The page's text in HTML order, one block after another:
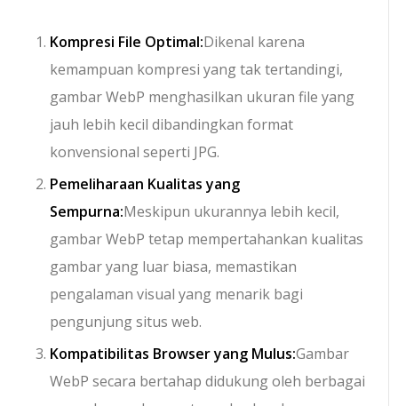
Kompresi File Optimal:Dikenal karena
kemampuan kompresi yang tak tertandingi,
gambar WebP menghasilkan ukuran file yang
jauh lebih kecil dibandingkan format
konvensional seperti JPG.
Pemeliharaan Kualitas yang
Sempurna:Meskipun ukurannya lebih kecil,
gambar WebP tetap mempertahankan kualitas
gambar yang luar biasa, memastikan
pengalaman visual yang menarik bagi
pengunjung situs web.
Kompatibilitas Browser yang Mulus:Gambar
WebP secara bertahap didukung oleh berbagai